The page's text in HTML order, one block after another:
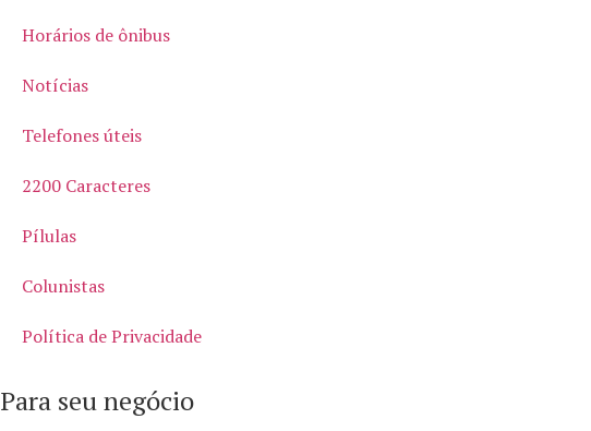
Horários de ônibus
Notícias
Telefones úteis
2200 Caracteres
Pílulas
Colunistas
Política de Privacidade
Para seu negócio​